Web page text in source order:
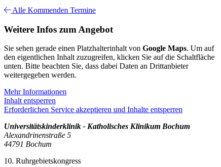
Alle Kommenden Termine
Weitere Infos zum Angebot
Sie sehen gerade einen Platzhalterinhalt von Google Maps. Um auf
den eigentlichen Inhalt zuzugreifen, klicken Sie auf die Schaltfläche
unten. Bitte beachten Sie, dass dabei Daten an Drittanbieter
weitergegeben werden.
Mehr Informationen
Inhalt entsperren
Erforderlichen Service akzeptieren und Inhalte entsperren
Universitätskinderklinik - Katholisches Klinikum Bochum
Alexandrinenstraße 5
44791 Bochum
10. Ruhrgebietskongress